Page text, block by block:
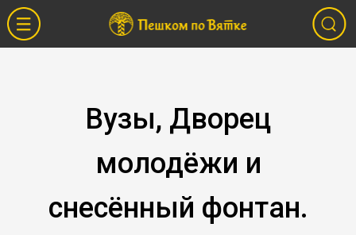
Вузы, Дворец
молодёжи и
снесённый фонтан.